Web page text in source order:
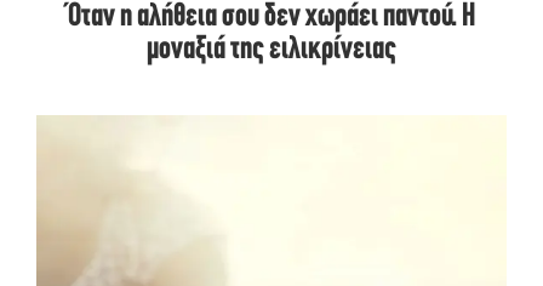
Όταν η αλήθεια σου δεν χωράει παντού. Η
μοναξιά της ειλικρίνειας